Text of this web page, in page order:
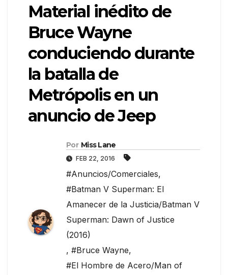
Material inédito de
Bruce Wayne
conduciendo durante
la batalla de
Metrópolis en un
anuncio de Jeep
Por Miss Lane
FEB 22, 2016
#Anuncios/Comerciales,
#Batman V Superman: El
Amanecer de la Justicia/Batman V
Superman: Dawn of Justice
(2016)
, #Bruce Wayne,
#El Hombre de Acero/Man of